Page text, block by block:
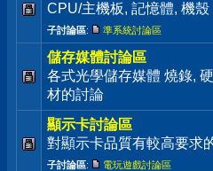
CPU/主機板, 記憶體, 機
子討論區: 準系統討論區
儲存媒體討論區
各式光學儲存媒體 燒錄,
材的討論
顯示卡討論區
對顯示卡品質有較高要求
子討論區: 電玩遊戲討論區